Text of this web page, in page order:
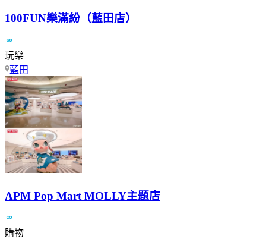
100FUN樂滿紛（藍田店）
玩樂
藍田
APM Pop Mart MOLLY主題店
購物